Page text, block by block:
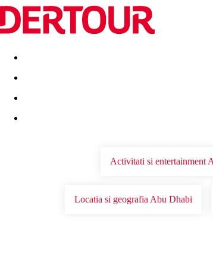
Destinatii Vacanta perfecta OFERTE DE
Activitati si entertainment
Locatia si geografia Abu Dhabi